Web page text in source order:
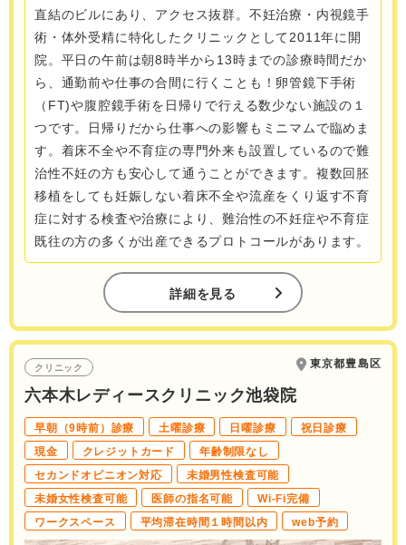
直結のビルにあり、アクセス抜群。不妊治療・内視鏡手
術・体外受精に特化したクリニックとして2011年に開
院。平日の午前は朝8時半から13時までの診療時間だか
ら、通勤前や仕事の合間に行くことも！卵管鏡下手術
（FT)や腹腔鏡手術を日帰りで行える数少ない施設の１
つです。日帰りだから仕事への影響もミニマムで臨めま
す。着床不全や不育症の専門外来も設置しているので難
治性不妊の方も安心して通うことができます。複数回胚
移植をしても妊娠しない着床不全や流産をくり返す不育
症に対する検査や治療により、難治性の不妊症や不育症
既往の方の多くが出産できるプロトコールがあります。
詳細を見る
クリニック 東京都豊島区
六本木レディースクリニック池袋院
早朝（9時前）診療 土曜診療 日曜診療
祝日診療
現金
クレジットカード
年齢制限なし
セカンドオピニオン対応
未婚男性検査可能
未婚女性検査可能
医師の指名可能
Wi-Fi完備
ワークスペース
平均滞在時間１時間以内 web予約